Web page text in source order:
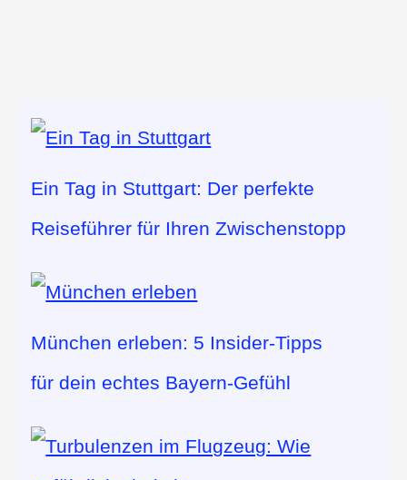
Ein Tag in Stuttgart: Der perfekte
Reiseführer für Ihren Zwischenstopp
München erleben: 5 Insider-Tipps
für dein echtes Bayern-Gefühl